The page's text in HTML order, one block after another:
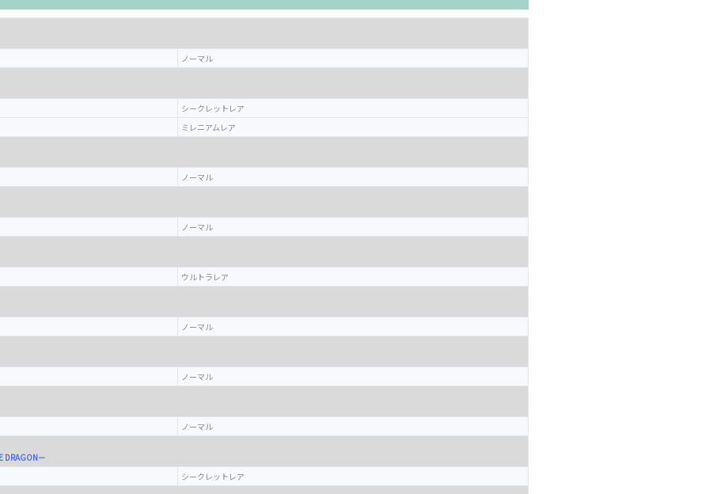
ノーマル
シークレットレア
ミレニアムレア
ノーマル
ノーマル
ウルトラレア
ノーマル
ノーマル
ノーマル
DRAGON－
シークレットレア